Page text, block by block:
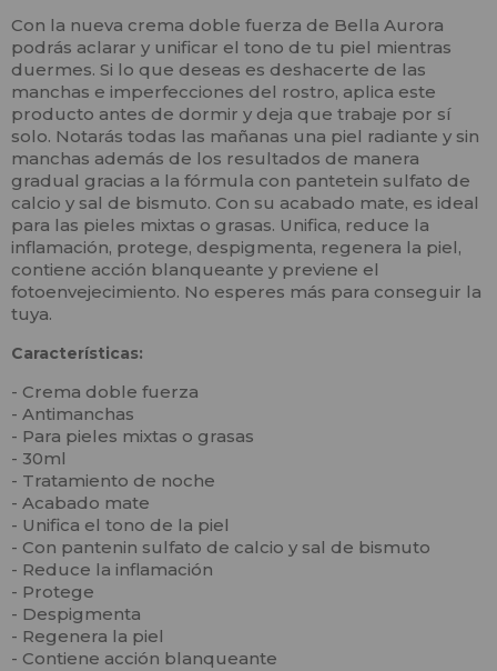
Con la nueva crema doble fuerza de Bella Aurora
podrás aclarar y unificar el tono de tu piel mientras
duermes. Si lo que deseas es deshacerte de las
manchas e imperfecciones del rostro, aplica este
producto antes de dormir y deja que trabaje por sí
solo. Notarás todas las mañanas una piel radiante y sin
manchas además de los resultados de manera
gradual gracias a la fórmula con pantetein sulfato de
calcio y sal de bismuto. Con su acabado mate, es ideal
para las pieles mixtas o grasas. Unifica, reduce la
inflamación, protege, despigmenta, regenera la piel,
contiene acción blanqueante y previene el
fotoenvejecimiento. No esperes más para conseguir la
tuya.
Características:
- Crema doble fuerza
- Antimanchas
- Para pieles mixtas o grasas
- 30ml
- Tratamiento de noche
- Acabado mate
- Unifica el tono de la piel
- Con pantenin sulfato de calcio y sal de bismuto
- Reduce la inflamación
- Protege
- Despigmenta
- Regenera la piel
- Contiene acción blanqueante